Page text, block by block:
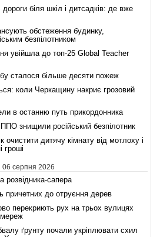
біля шкіл і дитсадків: де вже
обстеження будинку,
безпілотником
увійшла до топ-25 Global Teacher
сталося більше десяти пожеж
коли Черкащину накриє грозовий
в останню путь прикордонника
знищили російський безпілотник
очистити дитячу кімнату від мотлоху і
гроші
06 серпня 2026
розвідника-сапера
причетних до отруєння дерев
перекриють рух на трьох вулицях
ґрунту почали укріплювати схил